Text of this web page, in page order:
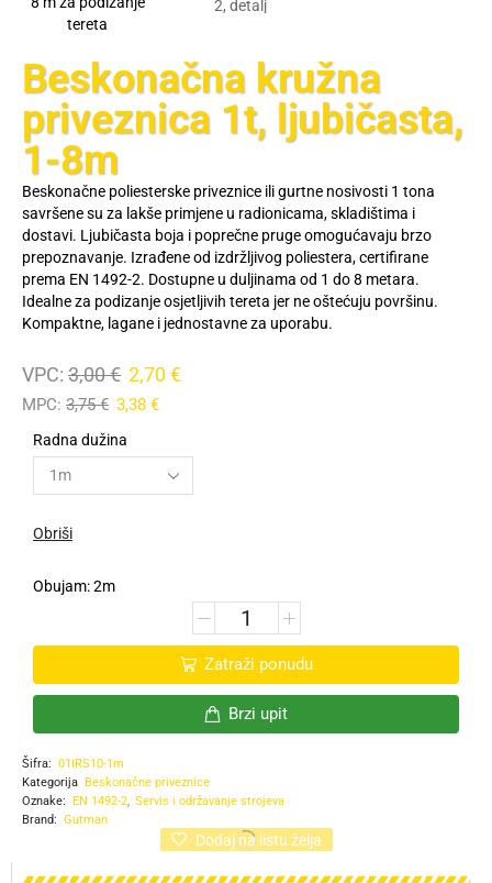
Beskonačna kružna
priveznica 1t, ljubičasta,
1-8m
Beskonačne poliesterske priveznice ili gurtne nosivosti 1 tona
savršene su za lakše primjene u radionicama, skladištima i
dostavi. Ljubičasta boja i poprečne pruge omogućavaju brzo
prepoznavanje. Izrađene od izdržljivog poliestera, certifirane
prema EN 1492-2. Dostupne u duljinama od 1 do 8 metara.
Idealne za podizanje osjetljivih tereta jer ne oštećuju površinu.
Kompaktne, lagane i jednostavne za uporabu.
VPC: 3,00€ 2,70€
MPC: 3,75€ 3,38 €
Radna dužina
Obriši
Obujam: 2m
Zatraži ponudu
Brzi upit
Šifra: 01IRS10-1m
Kategorija
Beskonačne priveznice
Oznake:
EN 1492-2, Servis i održavanje strojeva
Brand: Gutman
Dodaj na listu želja